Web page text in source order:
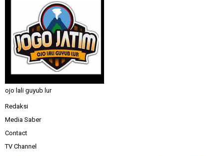
ojo lali guyub lur
Redaksi
Media Saber
Contact
TV Channel